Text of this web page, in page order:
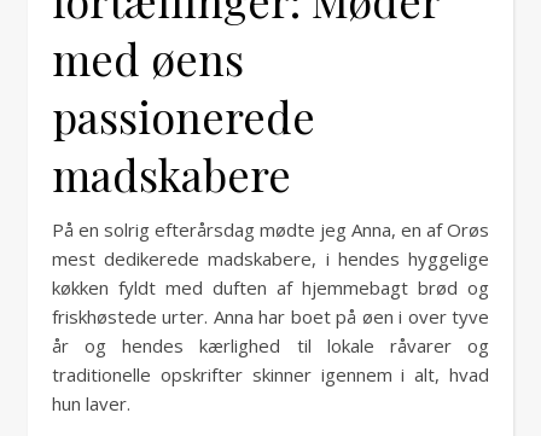
med øens
passionerede
madskabere
På en solrig efterårsdag mødte jeg Anna, en af Orøs
mest dedikerede madskabere, i hendes hyggelige
køkken fyldt med duften af hjemmebagt brød og
friskhøstede urter. Anna har boet på øen i over tyve
år og hendes kærlighed til lokale råvarer og
traditionelle opskrifter skinner igennem i alt, hvad
hun laver.